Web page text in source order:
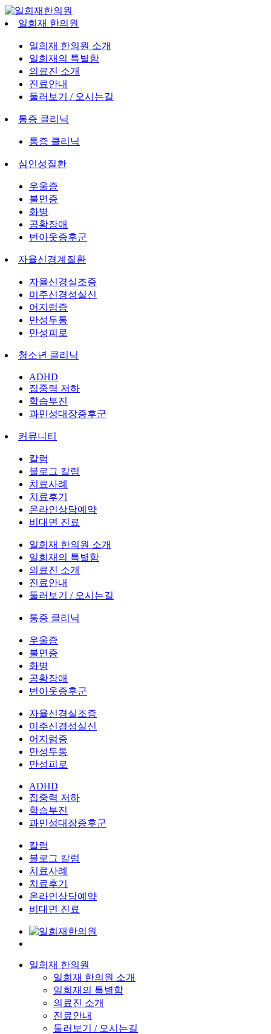
일희재 한의원
일희재 한의원 소개
일희재의 특별함
의료진 소개
진료안내
둘러보기 / 오시는길
통증 클리닉
통증 클리닉
심인성질환
우울증
불면증
화병
공황장애
번아웃증후군
자율신경계질환
자율신경실조증
미주신경성실신
어지럼증
만성두통
만성피로
청소년 클리닉
ADHD
집중력 저하
학습부진
과민성대장증후군
커뮤니티
칼럼
블로그 칼럼
치료사례
치료후기
온라인상담예약
비대면 진료
일희재 한의원 소개
일희재의 특별함
의료진 소개
진료안내
둘러보기 / 오시는길
통증 클리닉
우울증
불면증
화병
공황장애
번아웃증후군
자율신경실조증
미주신경성실신
어지럼증
만성두통
만성피로
ADHD
집중력 저하
학습부진
과민성대장증후군
칼럼
블로그 칼럼
치료사례
치료후기
온라인상담예약
비대면 진료
일희재 한의원
일희재 한의원 소개
일희재의 특별함
의료진 소개
진료안내
둘러보기 / 오시는길